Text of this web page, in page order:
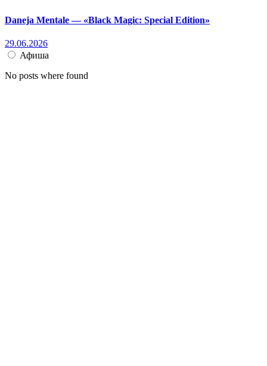
Daneja Mentale — «Black Magic: Special Edition»
29.06.2026
Афиша
No posts where found